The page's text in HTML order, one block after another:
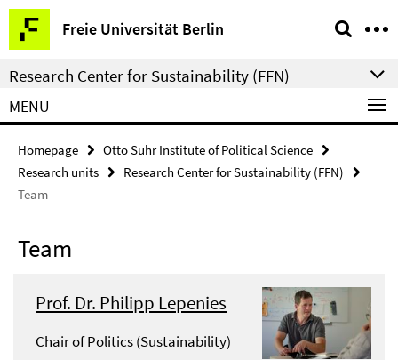
Springe
direkt
zu
Inhalt
Freie Universität Berlin
Service
Navigation
Research Center for Sustainability (FFN)
MENU
Homepage
Otto Suhr Institute of Political Science
Research units
Research Center for Sustainability (FFN)
Team
Team
Prof. Dr. Philipp Lepenies
Chair of Politics (Sustainability)